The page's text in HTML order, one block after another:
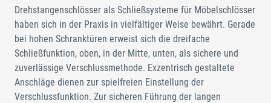
Drehstangenschlösser als Schließsysteme für Möbelschlösser
haben sich in der Praxis in vielfältiger Weise bewährt. Gerade
bei hohen Schranktüren erweist sich die dreifache
Schließfunktion, oben, in der Mitte, unten, als sichere und
zuverlässige Verschlussmethode. Exzentrisch gestaltete
Anschläge dienen zur spielfreien Einstellung der
Verschlussfunktion. Zur sicheren Führung der langen